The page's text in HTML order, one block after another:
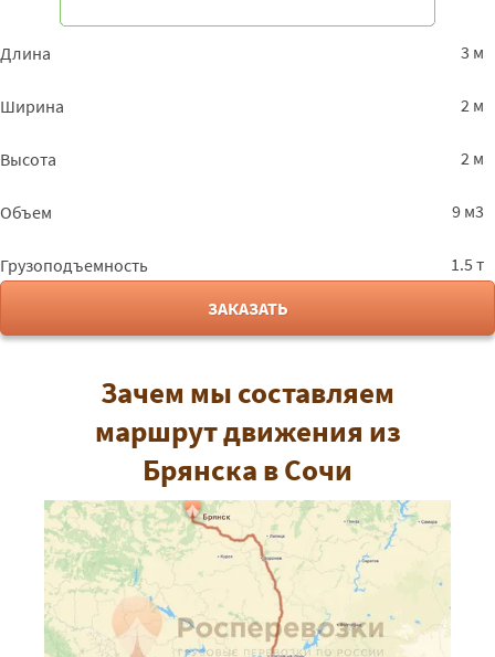
Длина 3 м
Ширина 2 м
Высота 2 м
Объем 9 м3
Грузоподъемность
1.5 т
ЗАКАЗАТЬ
Зачем мы составляем
маршрут движения из
Брянска в Сочи